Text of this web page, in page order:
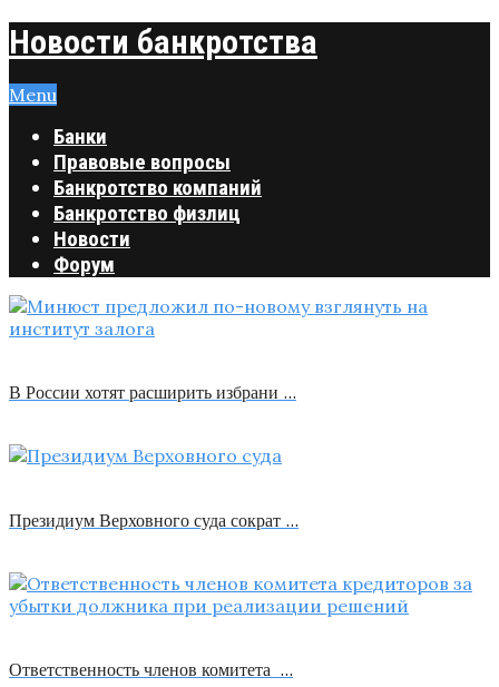
Новости банкротства
Menu
Банки
Правовые вопросы
Банкротство компаний
Банкротство физлиц
Новости
Форум
В России хотят расширить избрани …
Президиум Верховного суда сократ …
Ответственность членов комитета …